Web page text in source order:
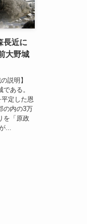
長近に
大野城
説明】
ある。
定した恩
の内の3万
を「原政
...